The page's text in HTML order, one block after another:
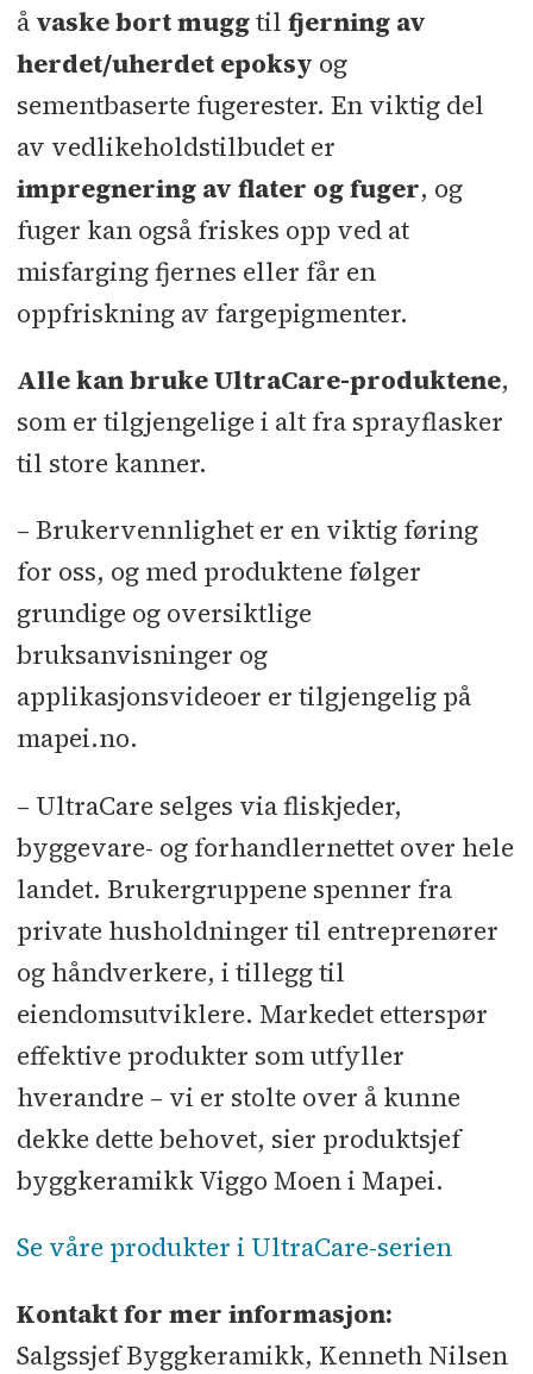
Mapei-løsninger gir
betongkonstruksjoner lengre
levetid
rehabiliterer gamle
svømmebassenger
Større fordeler ved flislagte
basseng i betong
Det lønner seg å tenke bærekraft
Lavkarbonbetong tilgjengelig til
ditt neste prosjekt
Vi ønsker å være en viktig partner
Kundene lurer på hvordan de kan
støpe i kulda
å vaske bort muggtil fjerning av
herdet/uherdet epoksy og
sementbaserte fugerester. En viktig del
av vedlikeholdstilbudet er
impregnering av flater og fuger, og
fuger kan også friskes opp ved at
misfarging fjernes eller får en
oppfriskning av fargepigmenter.
Alle kan bruke UltraCare-produktene,
som er tilgjengelige i alt fra sprayflasker
til store kanner.
– Brukervennlighet er en viktig føring
for oss, og med produktene følger
grundige og oversiktlige
bruksanvisninger og
applikasjonsvideoer er tilgjengelig på
mapei.no.
– UltraCare selges via fliskjeder,
byggevare- og forhandlernettet over hele
landet. Brukergruppene spenner fra
private husholdninger til entreprenører
og håndverkere, i tillegg til
eiendomsutviklere. Markedet etterspør
effektive produkter som utfyller
hverandre – vi er stolte over å kunne
dekke dette behovet, sier produktsjef
byggkeramikk Viggo Moen i Mapei.
Se våre produkter i UltraCare-serien
Kontakt for mer informasjon:
Salgssjef Byggkeramikk, Kenneth Nilsen